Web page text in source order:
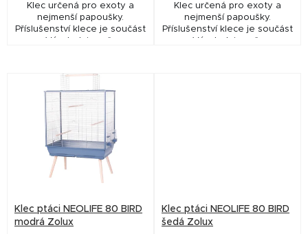
Klec určená pro exoty a
nejmenší papoušky.
Příslušenství klece je součást
ceny. Výrobek je určen pro
Klec určená pro exoty a
nejmenší papoušky.
Příslušenství klece je součást
ceny. Výrobek je určen pro
Klec ptáci NEOLIFE 80 BIRD
modrá Zolux
Klec ptáci NEOLIFE 80 BIRD
šedá Zolux